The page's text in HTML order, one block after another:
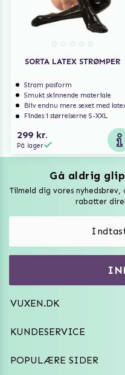
SORTA LATEX STRØMPER
Stram pasform
Smukt skinnende materiale
Bliv endnu mere sexet med
Findes i størrelserne S-XXL
299 kr.
På lager
Gå aldrig
Tilmeld dig vores
rabatter
VUXEN.DK
VAT: SE556744520901
kundeservice@vuxen.dk
KUNDESERVICE
Fortryd aftale
POPULÆRE SIDER
Vuxen Magazine
Vibratorer
Frækt undertøj